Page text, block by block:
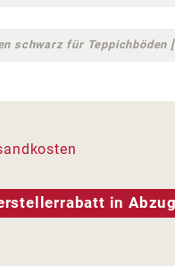
schwarz für Teppichböden
in